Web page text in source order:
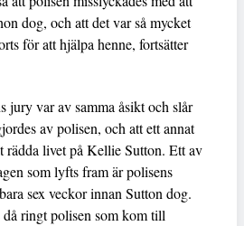
dog, och att det var så mycket
för att hjälpa henne, fortsätter
jury var av samma åsikt och slår
av polisen, och att ett annat
rädda livet på Kellie Sutton. Ett av
som lyfts fram är polisens
sex veckor innan Sutton dog.
ringt polisen som kom till